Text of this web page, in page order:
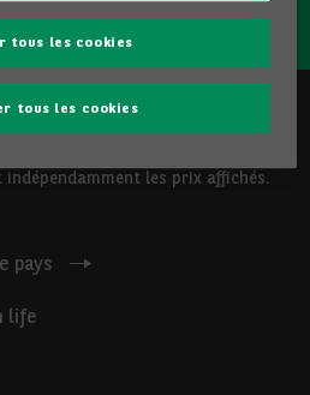
dessus sont proposés par Arval
les prix affichés.
pays
life
tous les cookies
tous les cookies